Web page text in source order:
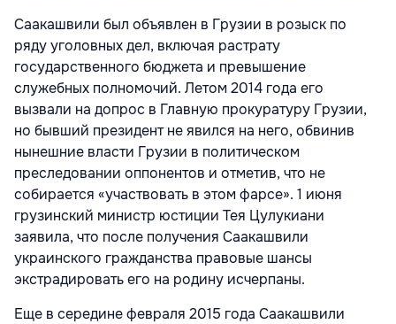
Саакашвили был объявлен в Грузии в розыск по
ряду уголовных дел, включая растрату
государственного бюджета и превышение
служебных полномочий. Летом 2014 года его
вызвали на допрос в Главную прокуратуру Грузии,
но бывший президент не явился на него, обвинив
нынешние власти Грузии в политическом
преследовании оппонентов и отметив, что не
собирается «участвовать в этом фарсе». 1 июня
грузинский министр юстиции Тея Цулукиани
заявила, что после получения Саакашвили
украинского гражданства правовые шансы
экстрадировать его на родину исчерпаны.
Еще в середине февраля 2015 года Саакашвили